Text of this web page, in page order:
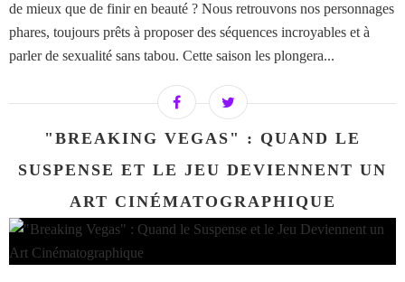
de mieux que de finir en beauté ? Nous retrouvons nos personnages
phares, toujours prêts à proposer des séquences incroyables et à
parler de sexualité sans tabou. Cette saison les plongera...
"BREAKING VEGAS" : QUAND LE
SUSPENSE ET LE JEU DEVIENNENT UN
ART CINÉMATOGRAPHIQUE